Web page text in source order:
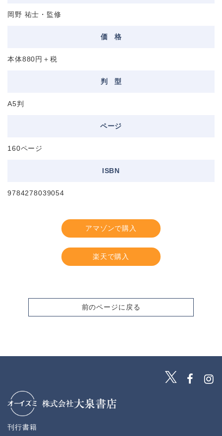
岡野 祐士・監修
価 格
本体880円＋税
判 型
A5判
ページ
160ページ
ISBN
9784278039054
アマゾンで購入
楽天で購入
前のページに戻る
刊行書籍